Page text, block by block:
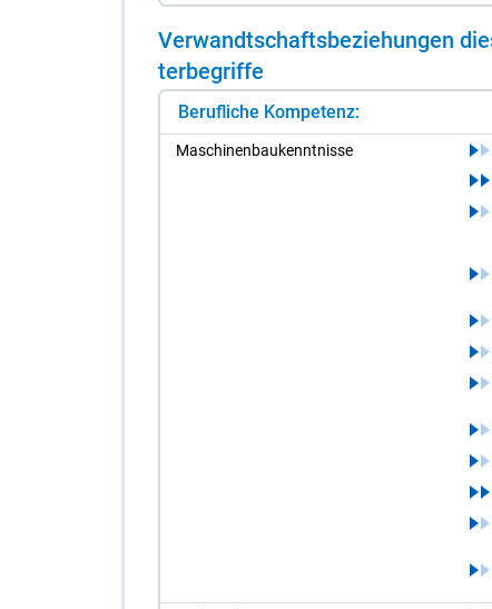
Ver­wandt­schafts­be­zie­hun­gen
ter­be­grif­fe
Berufliche Kompetenz:
Ma­schi­nen­bau­kennt­nis­se